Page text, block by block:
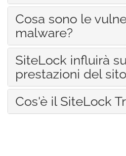
Cosa sono le
malware?
SiteLock influirà
prestazioni del
Cos'è il SiteLock